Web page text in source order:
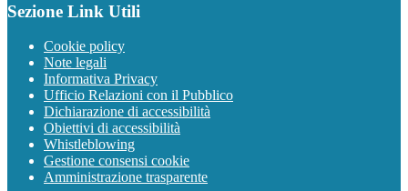
Sezione Link Utili
Cookie policy
Note legali
Informativa Privacy
Ufficio Relazioni con il Pubblico
Dichiarazione di accessibilità
Obiettivi di accessibilità
Whistleblowing
Gestione consensi cookie
Amministrazione trasparente